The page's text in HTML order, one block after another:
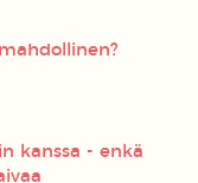
kanssa - enkä